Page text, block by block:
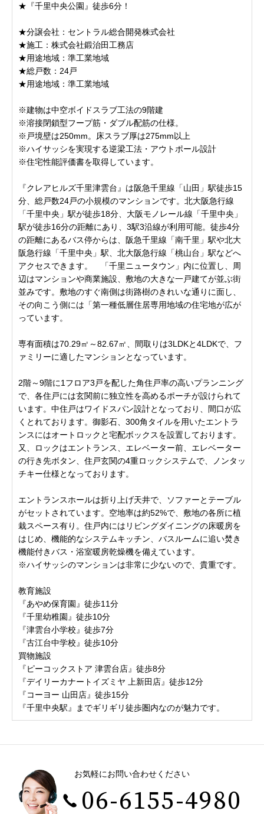
★『千里中央公園』徒歩6分！
★分譲会社：セントラル総合開発株式会社
★施工：株式会社鍛治田工務店
★用途地域：準工業地域
★総戸数：24戸
★用途地域：準工業地域
※建物は中空ボイドスラブ工法の9階建
※溶接閉鎖型フープ筋・ダブル配筋の仕様。
※戸境壁は250mm。床スラブ厚は275mm以上
※ハイサッシを実現する逆梁工法・アウトポール設計
※住宅性能評価書を取得しています。
『クレアヒルズ千里津雲台』は阪急千里線「山田」駅徒歩15
分、総戸数24戸の小規模のマンションです。北大阪急行線
「千里中央」駅が徒歩18分、大阪モノレール線「千里中央」
駅が徒歩16分の距離にあり、3駅3沿線が利用可能。徒歩4分
の距離にあるバス停からは、阪急千里線「南千里」駅や北大
阪急行線「千里中央」駅、北大阪急行線「桃山台」駅などへ
アクセスできます。 「千里ニュータウン」内に位置し、周
辺はマンションや商業施設、敷地の大きな一戸建てが並ぶ街
並みです。敷地のすぐ南側は街路樹のきれいな通りに面し、
その向こう側には「第一種低層住居専用地域の住宅地が広が
っています。
専有面積は70.29㎡～82.67㎡、間取りは3LDKと4LDKで、フ
ァミリーに適したマンションとなっています。
2階～9階に1フロア3戸を配した角住戸率の高いプランニング
で、各住戸には玄関前に独立性を高めるポーチが設けられて
います。中住戸はワイドスパン設計となっており、間口が広
くとれております。御影石、300角タイルを用いたエントラ
ンスにはオートロックと宅配ボックスを設置しております。
又、ロックはエントランス、エレベーター前、エレベーター
の行き先ボタン、住戸玄関の4重ロックシステムで、ノンタッ
チキー仕様となっております。
エントランスホールは折り上げ天井で、ソファーとテーブル
がセットされています。空地率は約52%で、敷地の各所に植
栽スペース有り。住戸内にはリビングダイニングの床暖房を
はじめ、機能的なシステムキッチン、バスルームに追い焚き
機能付きバス・浴室暖房乾燥機を備えています。
※ハイサッシのマンションは非常に少ないので、貴重です。
教育施設
『あやめ保育園』徒歩11分
『千里幼稚園』徒歩10分
『津雲台小学校』徒歩7分
『古江台中学校』徒歩10分
買物施設
『ピーコックストア 津雲台店』徒歩8分
『デイリーカナートイズミヤ 上新田店』徒歩12分
『コーヨー 山田店』徒歩15分
『千里中央駅』までギリギリ徒歩圏内なのが魅力です。
お気軽にお問い合わせください
06-6155-4980